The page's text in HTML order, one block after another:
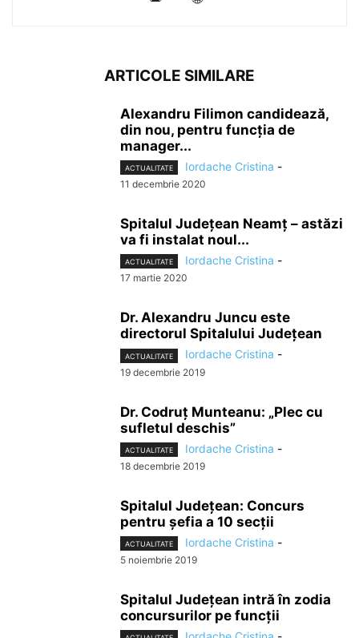
ARTICOLE SIMILARE
Alexandru Filimon candidează,
din nou, pentru funcția de
manager...
ACTUALITATE Iordache Cristina -
11 decembrie 2020
Spitalul Județean Neamț – astăzi
va fi instalat noul...
ACTUALITATE Iordache Cristina -
17 martie 2020
Dr. Alexandru Juncu este
directorul Spitalului Județean
ACTUALITATE Iordache Cristina -
19 decembrie 2019
Dr. Codruț Munteanu: „Plec cu
sufletul deschis”
ACTUALITATE Iordache Cristina -
18 decembrie 2019
Spitalul Județean: Concurs
pentru șefia a 10 secții
ACTUALITATE Iordache Cristina -
5 noiembrie 2019
Spitalul Județean intră în zodia
concursurilor pe funcții